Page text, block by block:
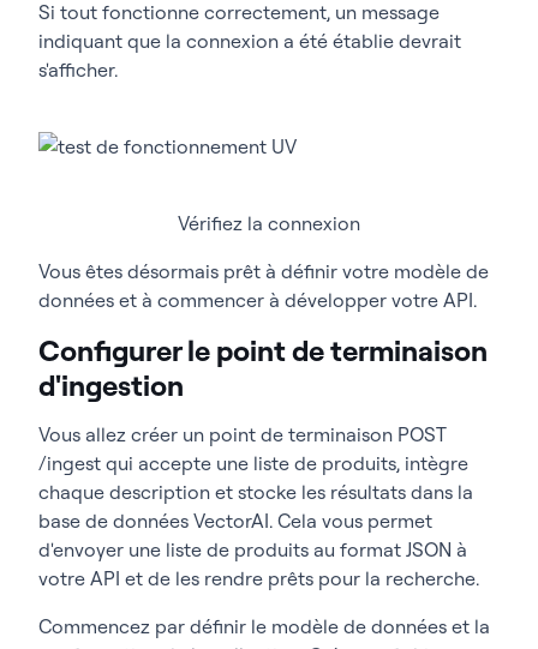
Si tout fonctionne correctement, un message
indiquant que la connexion a été établie devrait
s'afficher.
Vérifiez la connexion
Vous êtes désormais prêt à définir votre modèle de
données et à commencer à développer votre API.
Configurer le point de terminaison
d'ingestion
Vous allez créer un point de terminaison POST
/ingest qui accepte une liste de produits, intègre
chaque description et stocke les résultats dans la
base de données VectorAI. Cela vous permet
d'envoyer une liste de produits au format JSON à
votre API et de les rendre prêts pour la recherche.
Commencez par définir le modèle de données et la